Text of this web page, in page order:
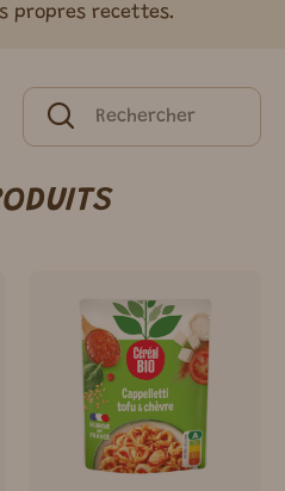
propres recettes.